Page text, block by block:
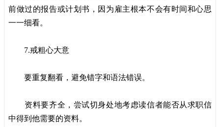
前做过的报告或计划书，因为雇主根本不会有时间和心思
一一细看。
7.戒粗心大意
要重复翻看，避免错字和语法错误。
资料要齐全，尝试切身处地考虑读信者能否从求职信
中得到他需要的资料。